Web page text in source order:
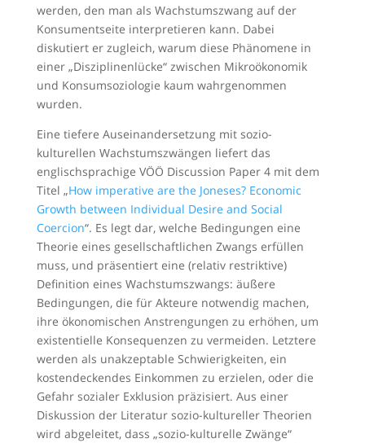
werden, den man als Wachstumszwang auf der
Konsumentseite interpretieren kann. Dabei
diskutiert er zugleich, warum diese Phänomene in
einer „Disziplinenlücke“ zwischen Mikroökonomik
und Konsumsoziologie kaum wahrgenommen
wurden.
Eine tiefere Auseinandersetzung mit sozio-
kulturellen Wachstumszwängen liefert das
englischsprachige VÖÖ Discussion Paper 4 mit dem
Titel „How imperative are the Joneses? Economic
Growth between Individual Desire and Social
Coercion“. Es legt dar, welche Bedingungen eine
Theorie eines gesellschaftlichen Zwangs erfüllen
muss, und präsentiert eine (relativ restriktive)
Definition eines Wachstumszwangs: äußere
Bedingungen, die für Akteure notwendig machen,
ihre ökonomischen Anstrengungen zu erhöhen, um
existentielle Konsequenzen zu vermeiden. Letztere
werden als unakzeptable Schwierigkeiten, ein
kostendeckendes Einkommen zu erzielen, oder die
Gefahr sozialer Exklusion präzisiert. Aus einer
Diskussion der Literatur sozio-kultureller Theorien
wird abgeleitet, dass „sozio-kulturelle Zwänge“